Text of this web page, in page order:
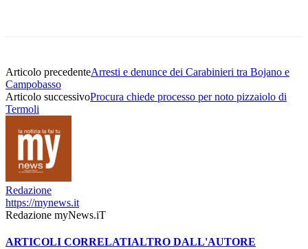
Articolo precedenteArresti e denunce dei Carabinieri tra Bojano e
Campobasso
Articolo successivoProcura chiede processo per noto pizzaiolo di
Termoli
Redazione
https://mynews.it
Redazione myNews.iT
ARTICOLI CORRELATIALTRO DALL'AUTORE